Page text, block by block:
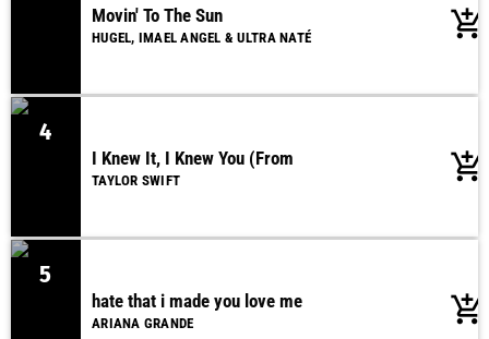
Movin' To The Sun
HUGEL, IMAEL ANGEL & ULTRA NATÉ add_shopping_cart
4
I Knew It, I Knew You (From
TAYLOR SWIFT add_shopping_cart
5
hate that i made you love me
ARIANA GRANDE add_shopping_cart